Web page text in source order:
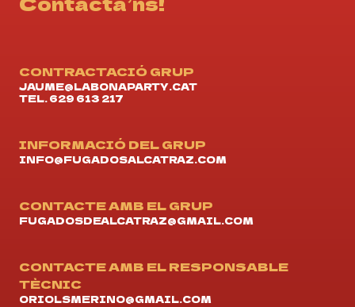
CONTRACTACIÓ GRUP
JAUME@LABONAPARTY.CAT
TEL. 629 613 217
INFORMACIÓ DEL GRUP
INFO@FUGADOSALCATRAZ.COM
CONTACTE AMB EL GRUP
FUGADOSDEALCATRAZ@GMAIL.COM
CONTACTE AMB EL RESPONSABLE
TÈCNIC
ORIOLSMERINO@GMAIL.COM